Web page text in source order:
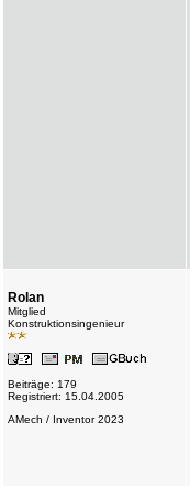
Rolan
Mitglied
Konstruktionsingenieur
Beiträge: 179
Registriert: 15.04.2005
AMech / Inventor 2023